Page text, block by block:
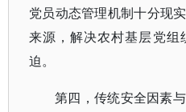
党员动态管理机制十分现
来源，解决农村基层党组
迫。
第四，传统安全因素